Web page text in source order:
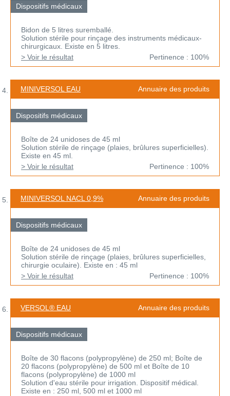
Dispositifs médicaux
Bidon de 5 litres suremballé.
Solution stérile pour rinçage des instruments médicaux-
chirurgicaux. Existe en 5 litres.
> Voir le résultat
Pertinence : 100%
MINIVERSOL EAU Annuaire des produits
Dispositifs médicaux
Boîte de 24 unidoses de 45 ml
Solution stérile de rinçage (plaies, brûlures superficielles).
Existe en 45 ml.
> Voir le résultat
Pertinence : 100%
MINIVERSOL NACL 0,9% Annuaire des produits
Dispositifs médicaux
Boîte de 24 unidoses de 45 ml
Solution stérile de rinçage (plaies, brûlures superficielles,
chirurgie oculaire). Existe en : 45 ml
> Voir le résultat
Pertinence : 100%
VERSOL® EAU Annuaire des produits
Dispositifs médicaux
Boîte de 30 flacons (polypropylène) de 250 ml; Boîte de
20 flacons (polypropylène) de 500 ml et Boîte de 10
flacons (polypropylène) de 1000 ml
Solution d'eau stérile pour irrigation. Dispositif médical.
Existe en : 250 ml, 500 ml et 1000 ml